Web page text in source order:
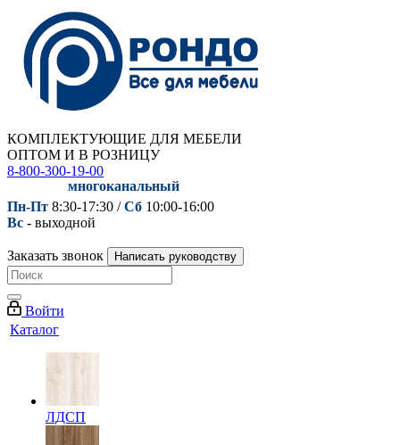
КОМПЛЕКТУЮЩИЕ ДЛЯ МЕБЕЛИ
ОПТОМ И В РОЗНИЦУ
8-800-300-19-00
многоканальный
Пн-Пт 8:30-17:30 /Сб 10:00-16:00
Вс - выходной
Заказать звонок Написать руководству
Войти
Каталог
ЛДСП